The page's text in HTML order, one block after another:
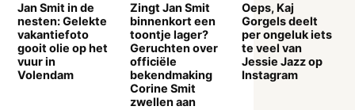
Jan Smit in de
nesten: Gelekte
vakantiefoto
gooit olie op het
vuur in
Volendam
Zingt Jan Smit
binnenkort een
toontje lager?
Geruchten over
officiële
bekendmaking
Corine Smit
zwellen aan
Oeps, Kaj
Gorgels deelt
per ongeluk iets
te veel van
Jessie Jazz op
Instagram